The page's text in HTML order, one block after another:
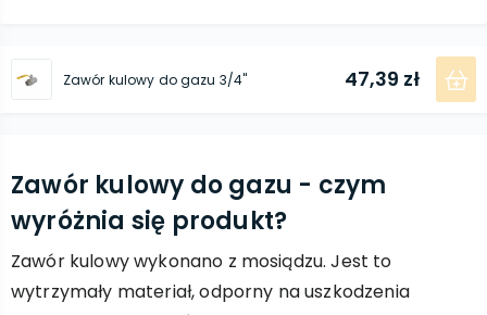
Zawór kulowy do gazu 3/4'' 47,39 zł
Zawór kulowy do gazu - czym
wyróżnia się produkt?
Zawór kulowy wykonano z mosiądzu. Jest to
wytrzymały materiał, odporny na uszkodzenia